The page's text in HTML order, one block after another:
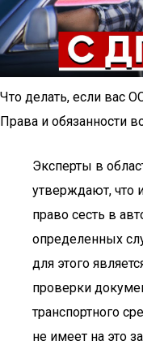
Что делать, если вас
Права и обязанности
Эксперты в
утверждают, что
право сесть в
определенных
для этого
проверки
транспортного
не имеет на это